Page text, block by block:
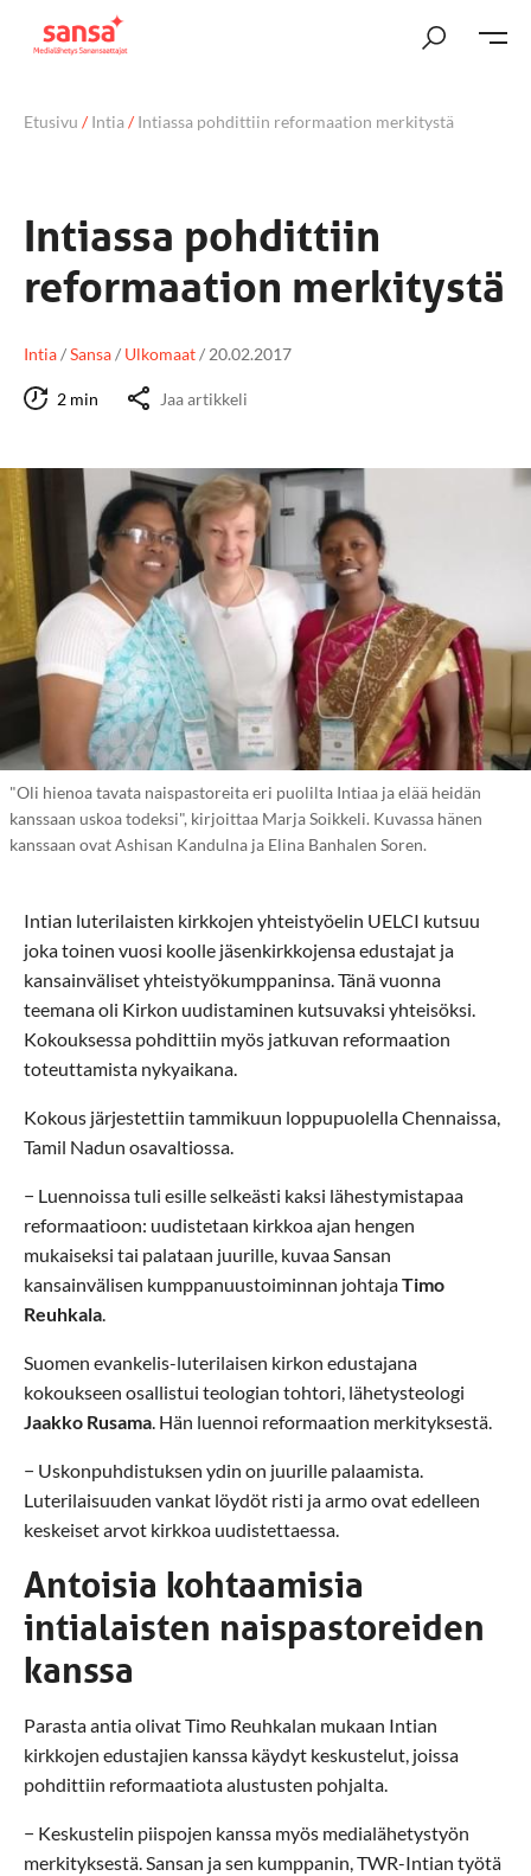
Etusivu /Intia/Intiassa pohdittiin reformaation merkitystä
Intiassa pohdittiin
reformaation merkitystä
Intia/Sansa/ Ulkomaat/ 20.02.2017
2 min Jaa artikkeli
"Oli hienoa tavata naispastoreita eri puolilta Intiaa ja elää heidän
kanssaan uskoa todeksi", kirjoittaa Marja Soikkeli. Kuvassa hänen
kanssaan ovat Ashisan Kandulna ja Elina Banhalen Soren.
Intian luterilaisten kirkkojen yhteistyöelin UELCI kutsuu
joka toinen vuosi koolle jäsenkirkkojensa edustajat ja
kansainväliset yhteistyökumppaninsa. Tänä vuonna
teemana oli Kirkon uudistaminen kutsuvaksi yhteisöksi.
Kokouksessa pohdittiin myös jatkuvan reformaation
toteuttamista nykyaikana.
Kokous järjestettiin tammikuun loppupuolella Chennaissa,
Tamil Nadun osavaltiossa.
− Luennoissa tuli esille selkeästi kaksi lähestymistapaa
reformaatioon: uudistetaan kirkkoa ajan hengen
mukaiseksi tai palataan juurille, kuvaa Sansan
kansainvälisen kumppanuustoiminnan johtajaTimo
Reuhkala.
Suomen evankelis-luterilaisen kirkon edustajana
kokoukseen osallistui teologian tohtori, lähetysteologi
Jaakko Rusama. Hän luennoi reformaation merkityksestä.
− Uskonpuhdistuksen ydin on juurille palaamista.
Luterilaisuuden vankat löydöt risti ja armo ovat edelleen
keskeiset arvot kirkkoa uudistettaessa.
Antoisia kohtaamisia
intialaisten naispastoreiden
kanssa
Parasta antia olivat Timo Reuhkalan mukaan Intian
kirkkojen edustajien kanssa käydyt keskustelut, joissa
pohdittiin reformaatiota alustusten pohjalta.
− Keskustelin piispojen kanssa myös medialähetystyön
merkityksestä. Sansan ja sen kumppanin, TWR-Intian työtä